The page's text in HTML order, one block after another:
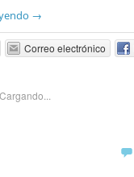
→
Correo electrónico
Cargando...